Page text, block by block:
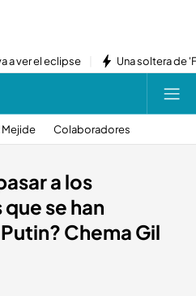
a ver el eclipse Una soltera de
Mejide Colaboradores
a los
se han
Chema Gil